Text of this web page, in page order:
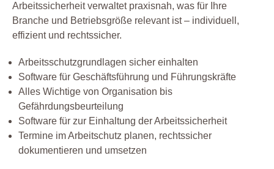
Arbeitssicherheit verwaltet praxisnah, was für Ihre
Branche und Betriebsgröße relevant ist – individuell,
effizient und rechtssicher.
Arbeitsschutzgrundlagen sicher einhalten
Software für Geschäftsführung und Führungskräfte
Alles Wichtige von Organisation bis
Gefährdungsbeurteilung
Software für zur Einhaltung der Arbeitssicherheit
Termine im Arbeitschutz planen, rechtssicher
dokumentieren und umsetzen